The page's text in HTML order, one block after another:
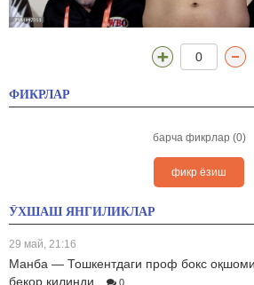
0
ФИКРЛАР
барча фикрлар (0)
фикр ёзиш
ЎХШАШ ЯНГИЛИКЛАР
29 май, 21:16
Манба — Тошкентдаги проф бокс
бекор қилинди
0